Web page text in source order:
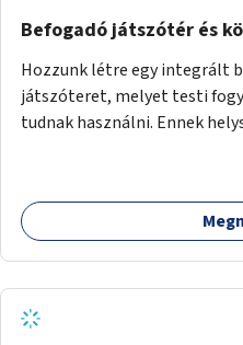
Befogadó játszótér és
Hozzunk létre egy integrált
játszóteret, melyet testi
tudnak használni. Ennek
játszótér kialakítására.